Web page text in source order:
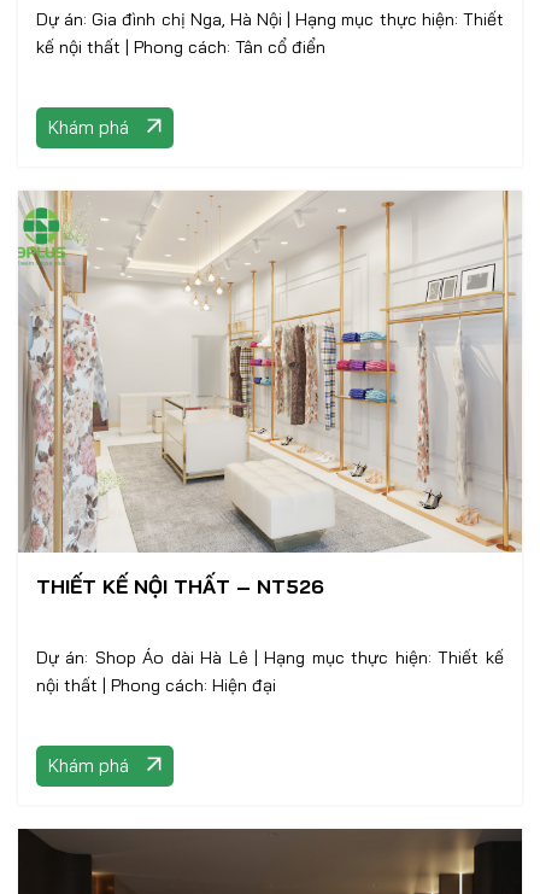
Dự án: Gia đình chị Nga, Hà Nội | Hạng mục thực hiện: Thiết
kế nội thất | Phong cách: Tân cổ điển
Khám phá
THIẾT KẾ NỘI THẤT – NT526
Dự án: Shop Áo dài Hà Lê | Hạng mục thực hiện: Thiết kế
nội thất | Phong cách: Hiện đại
Khám phá